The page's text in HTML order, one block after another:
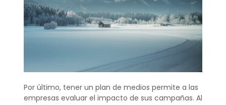
Por último, tener un plan de medios permite a las
empresas evaluar el impacto de sus campañas. Al